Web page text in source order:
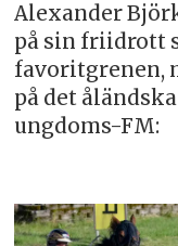
Alexander
på sin friidrott
favoritgrenen,
på det
ungdoms-FM: